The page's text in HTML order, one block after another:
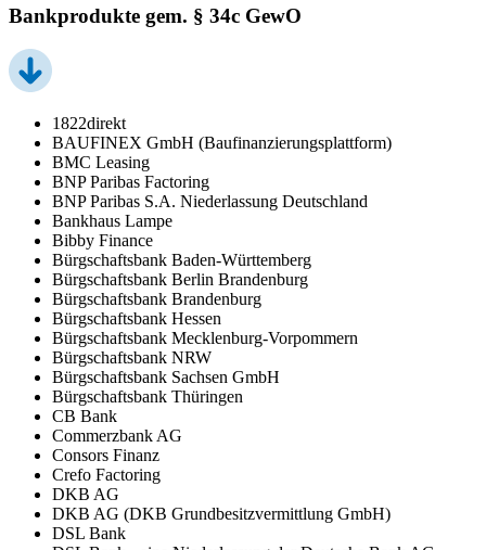
Bankprodukte gem. § 34c GewO
1822direkt
BAUFINEX GmbH (Baufinanzierungsplattform)
BMC Leasing
BNP Paribas Factoring
BNP Paribas S.A. Niederlassung Deutschland
Bankhaus Lampe
Bibby Finance
Bürgschaftsbank Baden-Württemberg
Bürgschaftsbank Berlin Brandenburg
Bürgschaftsbank Brandenburg
Bürgschaftsbank Hessen
Bürgschaftsbank Mecklenburg-Vorpommern
Bürgschaftsbank NRW
Bürgschaftsbank Sachsen GmbH
Bürgschaftsbank Thüringen
CB Bank
Commerzbank AG
Consors Finanz
Crefo Factoring
DKB AG
DKB AG (DKB Grundbesitzvermittlung GmbH)
DSL Bank